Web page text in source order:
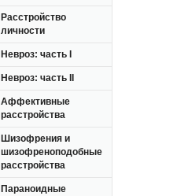
Расстройство
личности
Невроз: часть I
Невроз: часть II
Аффективные
расстройства
Шизофрения и
шизофреноподобные
расстройства
Параноидные